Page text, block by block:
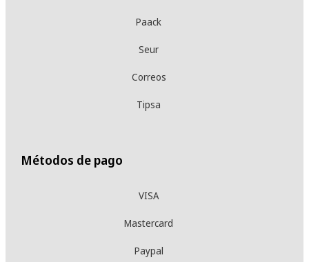
Paack
Seur
Correos
Tipsa
Métodos de pago
VISA
Mastercard
Paypal